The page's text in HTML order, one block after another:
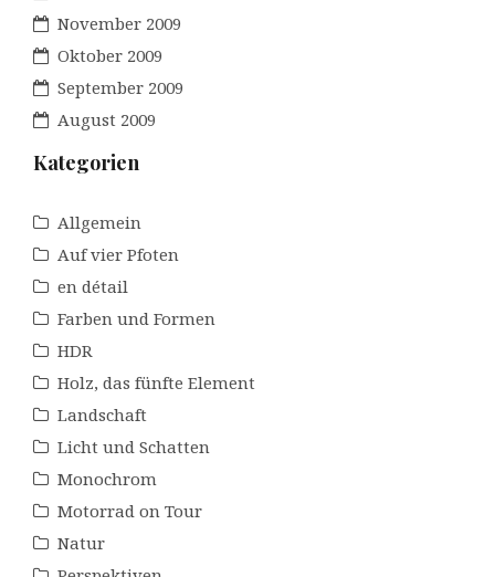
November 2009
Oktober 2009
September 2009
August 2009
Kategorien
Allgemein
Auf vier Pfoten
en détail
Farben und Formen
HDR
Holz, das fünfte Element
Landschaft
Licht und Schatten
Monochrom
Motorrad on Tour
Natur